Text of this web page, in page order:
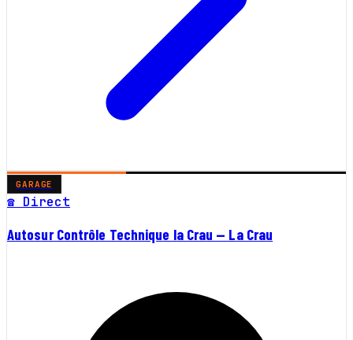
GARAGE
☎ Direct
Autosur Contrôle Technique la Crau — La Crau